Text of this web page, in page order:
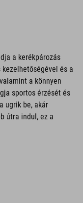
a kerékpározás
és a
a könnyen
sportos érzését és
ugrik be, akár
útra indul, ez a